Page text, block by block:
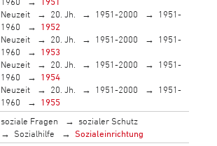
Neuzeit
20. Jh. 1951-2000
1951-
1960
1952
Neuzeit
20. Jh. 1951-2000
1951-
1960
1953
Neuzeit
20. Jh. 1951-2000
1951-
1960
1954
Neuzeit
20. Jh. 1951-2000
1951-
1960
1955
soziale Fragen
sozialer Schutz
Sozialhilfe
Sozialeinrichtung